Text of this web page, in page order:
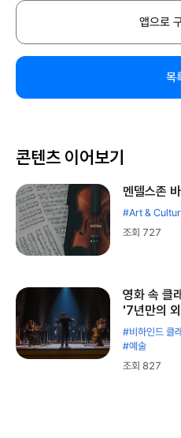
앱으로
목
콘텐츠 이어보기
멘델스존
#Art &
조회 727
영화 속 클
'7년만의
#비하인드 클
#예술
조회 827